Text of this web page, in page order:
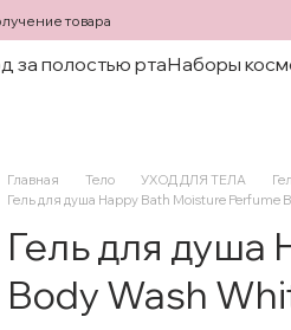
товара
за полостью ртаНаборы
Главная Тело УХОД ДЛЯ ТЕЛА
Гель для душа Happy Bath Moisture Perfume
Гель для душа
Body Wash